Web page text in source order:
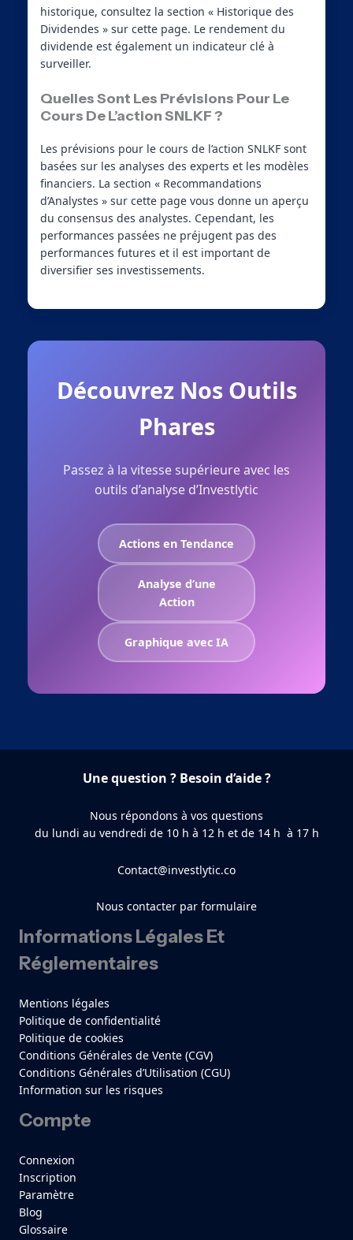
historique, consultez la section « Historique des
Dividendes » sur cette page. Le rendement du
dividende est également un indicateur clé à
surveiller.
Quelles Sont Les Prévisions Pour Le
Cours De L’action SNLKF ?
Les prévisions pour le cours de l’action SNLKF sont
basées sur les analyses des experts et les modèles
financiers. La section « Recommandations
d’Analystes » sur cette page vous donne un aperçu
du consensus des analystes. Cependant, les
performances passées ne préjugent pas des
performances futures et il est important de
diversifier ses investissements.
Découvrez Nos Outils
Phares
Passez à la vitesse supérieure avec les
outils d’analyse d’Investlytic
Actions en Tendance
Analyse d’une
Action
Graphique avec IA
Une question ? Besoin d’aide ?
Nous répondons à vos questions
du lundi au vendredi de 10 h à 12 h et de 14 h à 17 h
Contact@investlytic.co
Nous contacter par formulaire
Informations Légales Et
Réglementaires
Mentions légales
Politique de confidentialité
Politique de cookies
Conditions Générales de Vente (CGV)
Conditions Générales d’Utilisation (CGU)
Information sur les risques
Compte
Connexion
Inscription
Paramètre
Blog
Glossaire